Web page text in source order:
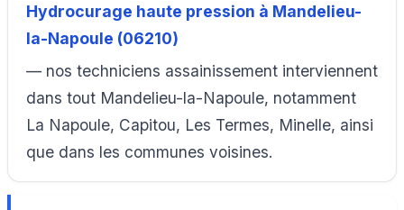
Hydrocurage haute pression à Mandelieu-
la-Napoule (06210)
— nos techniciens assainissement interviennent
dans tout Mandelieu-la-Napoule, notamment
La Napoule, Capitou, Les Termes, Minelle, ainsi
que dans les communes voisines.